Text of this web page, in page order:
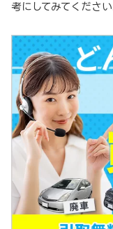
考にしてみてください